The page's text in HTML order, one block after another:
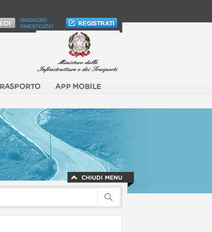
PASSWORD
DIMENTICATA?
APP MOBILE